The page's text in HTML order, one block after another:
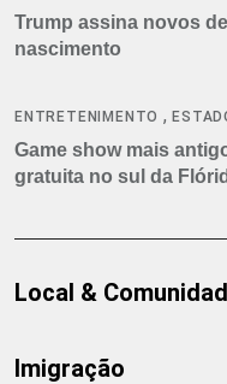
Trump assina novos
nascimento
ENTRETENIMENTO ,
Game show mais
gratuita no sul da
Local &
Imigração